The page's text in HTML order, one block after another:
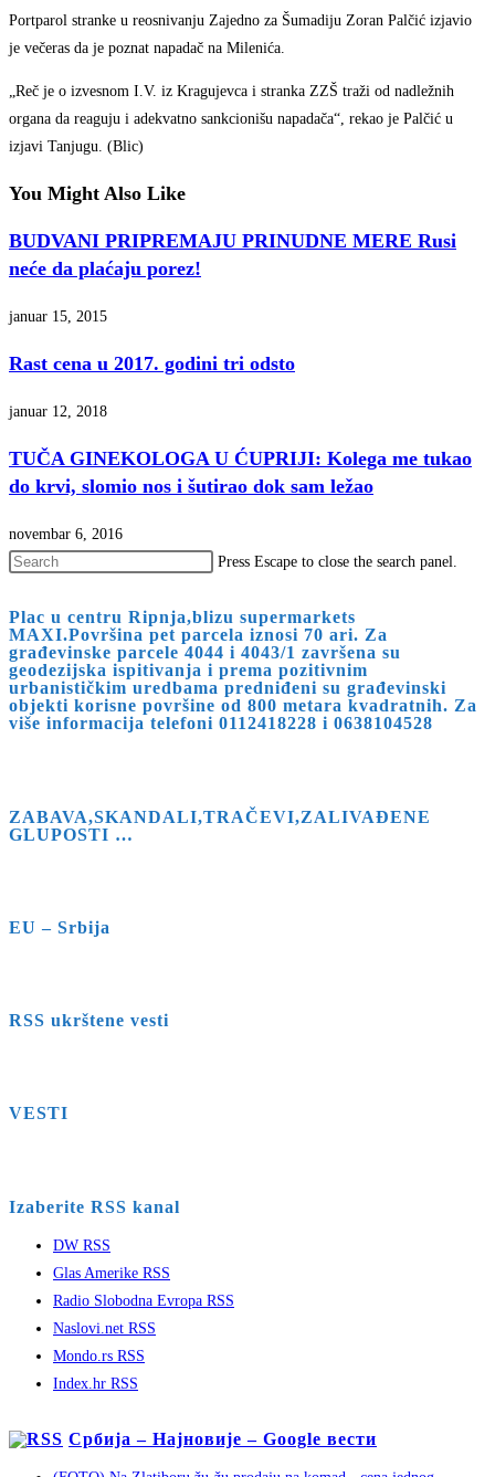
Portparol stranke u reosnivanju Zajedno za Šumadiju Zoran Palčić izjavio
je večeras da je poznat napadač na Milenića.
„Reč je o izvesnom I.V. iz Kragujevca i stranka ZZŠ traži od nadležnih
organa da reaguju i adekvatno sankcionišu napadača“, rekao je Palčić u
izjavi Tanjugu. (Blic)
You Might Also Like
BUDVANI PRIPREMAJU PRINUDNE MERE Rusi
neće da plaćaju porez!
januar 15, 2015
Rast cena u 2017. godini tri odsto
januar 12, 2018
TUČA GINEKOLOGA U ĆUPRIJI: Kolega me tukao
do krvi, slomio nos i šutirao dok sam ležao
novembar 6, 2016
Press Escape to close the search panel.
Plac u centru Ripnja,blizu supermarkets
MAXI.Površina pet parcela iznosi 70 ari. Za
građevinske parcele 4044 i 4043/1 završena su
geodezijska ispitivanja i prema pozitivnim
urbanističkim uredbama predniđeni su građevinski
objekti korisne površine od 800 metara kvadratnih. Za
više informacija telefoni 0112418228 i 0638104528
ZABAVA,SKANDALI,TRAČEVI,ZALIVAĐENE
GLUPOSTI …
EU – Srbija
RSS ukrštene vesti
VESTI
Izaberite RSS kanal
DW RSS
Glas Amerike RSS
Radio Slobodna Evropa RSS
Naslovi.net RSS
Mondo.rs RSS
Index.hr RSS
Србија – Најновије – Google вести